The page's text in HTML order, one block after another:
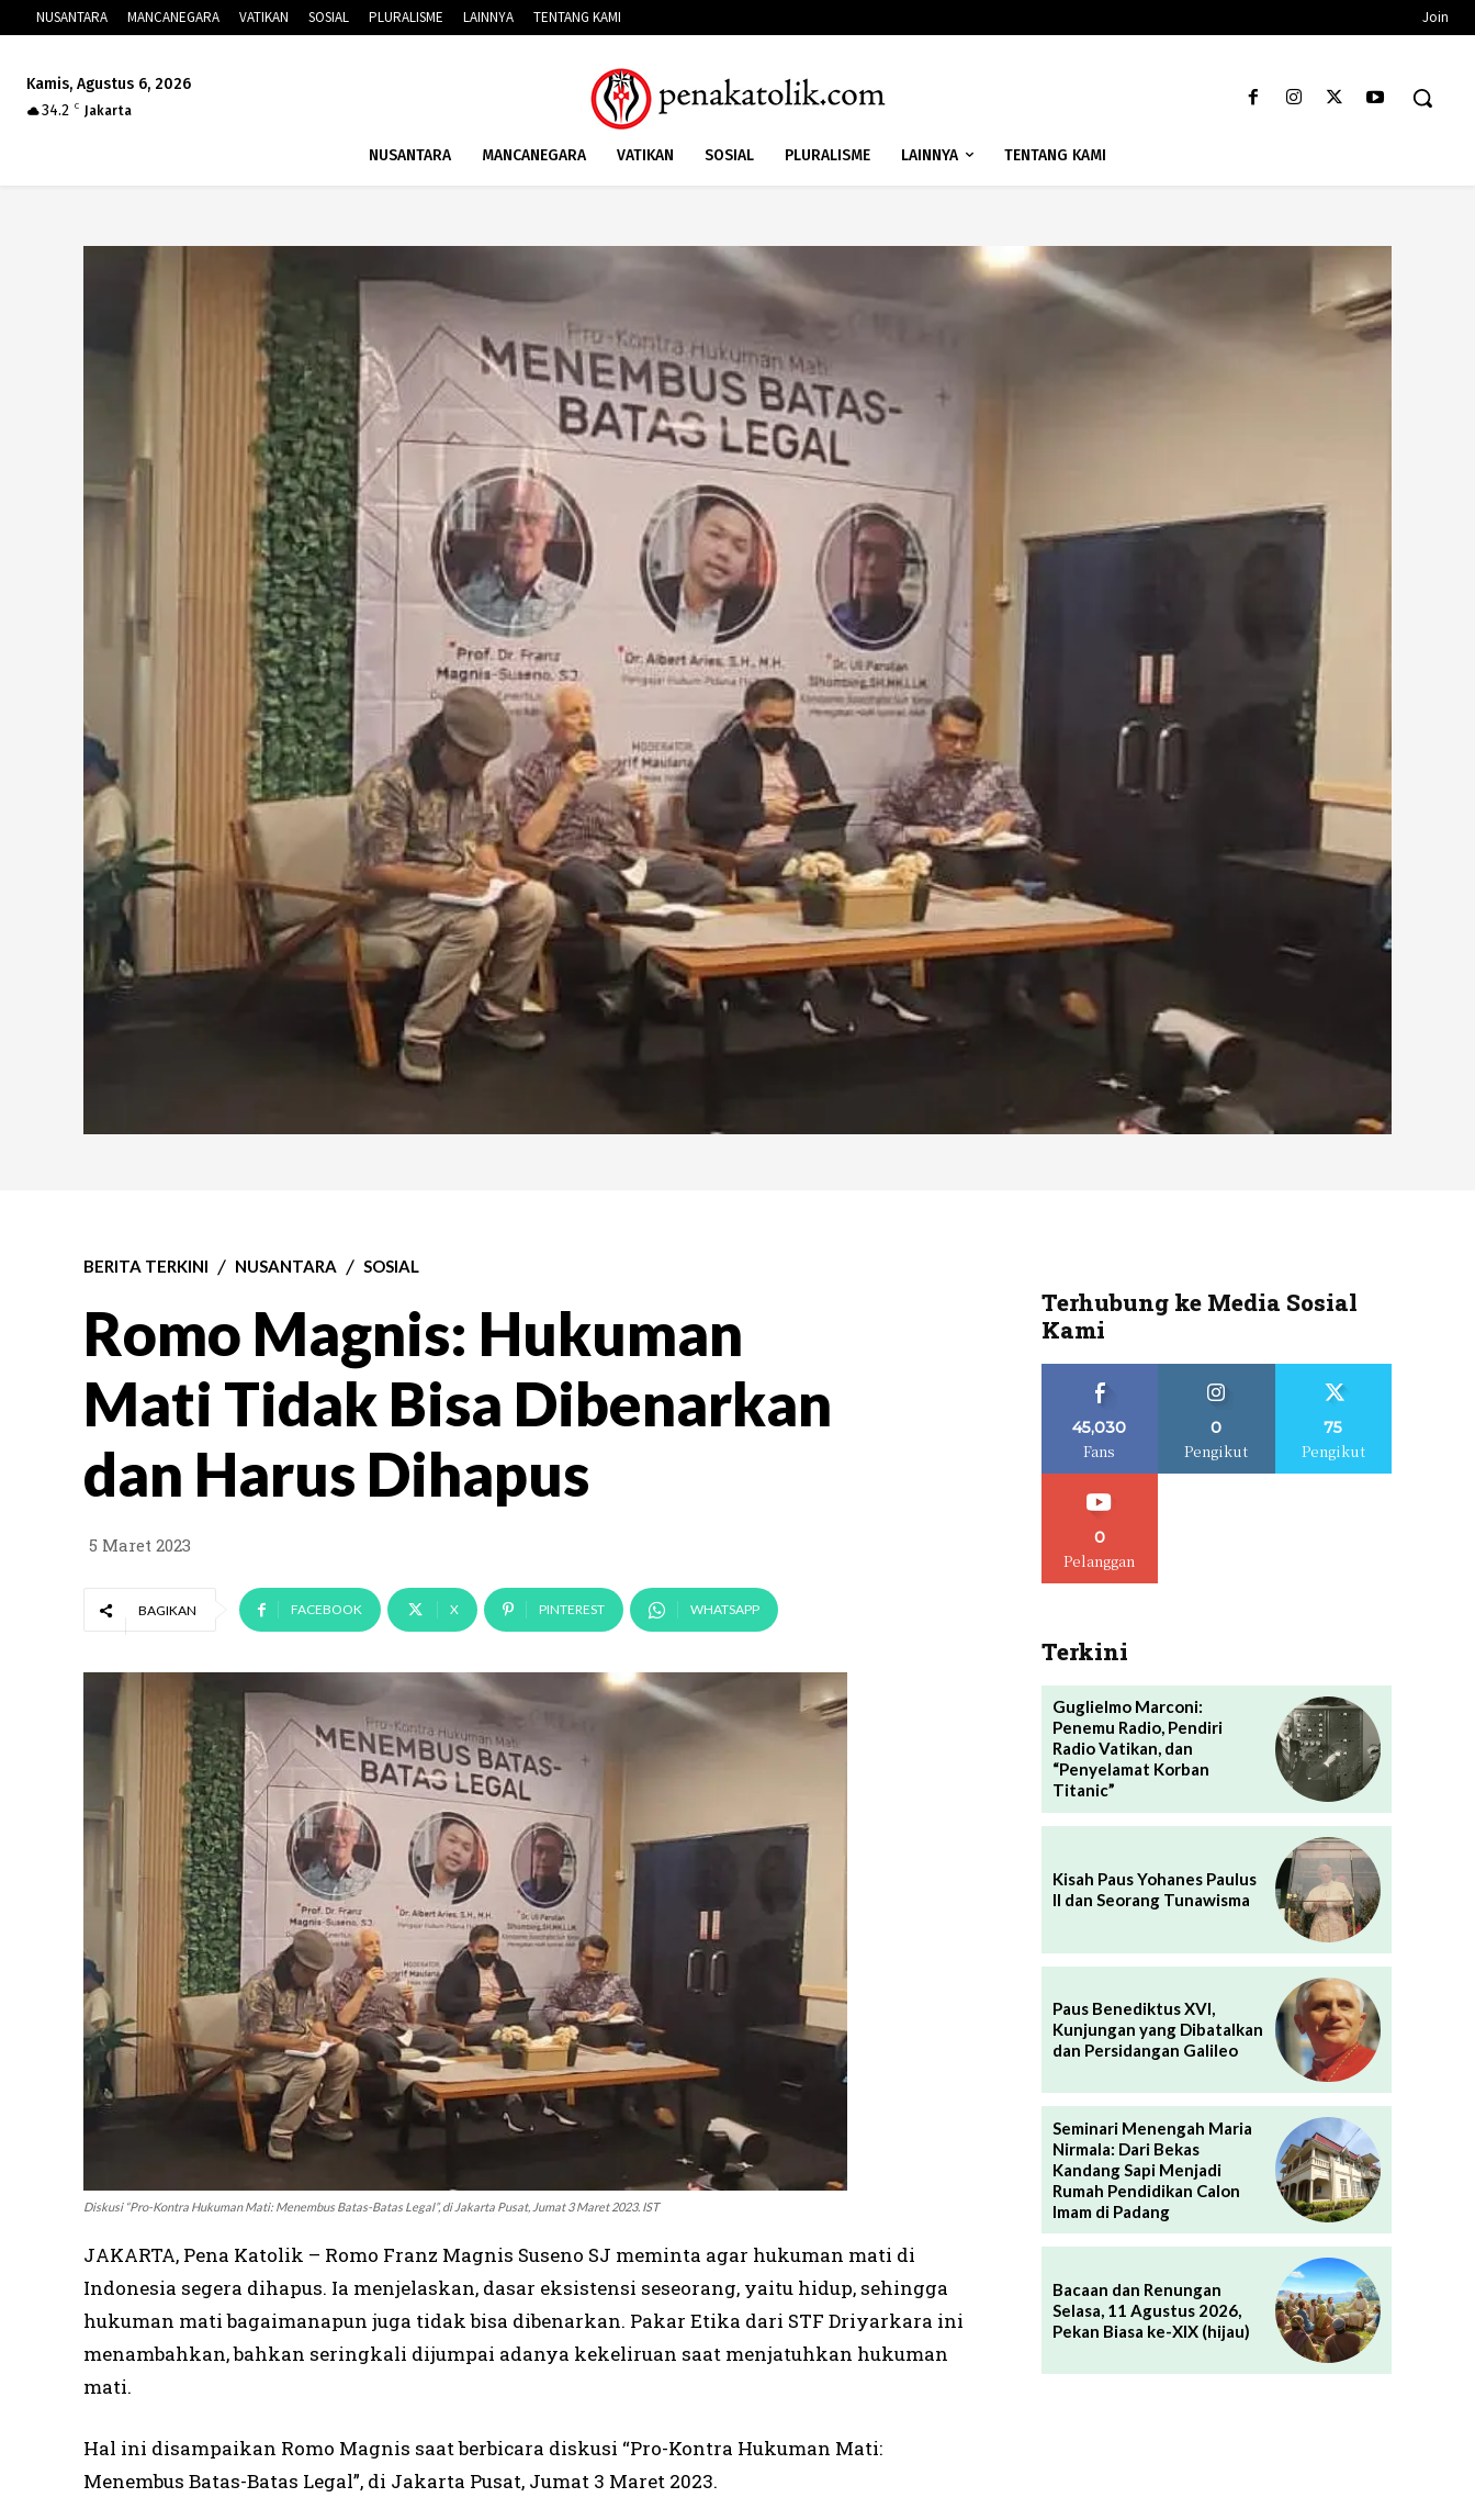
NUSANTARA MANCANEGARA VATIKAN SOSIAL PLURALISME LAINNYA TENTANG KAMI Join
Kamis, Agustus 6, 2026
34.2 C Jakarta
NUSANTARA MANCANEGARA VATIKAN SOSIAL PLURALISME LAINNYA TENTANG KAMI
BERITA TERKINI NUSANTARA SOSIAL
Romo Magnis: Hukuman
Mati Tidak Bisa Dibenarkan
dan Harus Dihapus
5 Maret 2023
BAGIKAN FACEBOOK X PINTEREST WHATSAPP
Diskusi “Pro-Kontra Hukuman Mati: Menembus Batas-Batas Legal”, di Jakarta Pusat, Jumat 3 Maret 2023. IST
JAKARTA, Pena Katolik – Romo Franz Magnis Suseno SJ meminta agar hukuman mati di
Indonesia segera dihapus. Ia menjelaskan, dasar eksistensi seseorang, yaitu hidup, sehingga
hukuman mati bagaimanapun juga tidak bisa dibenarkan. Pakar Etika dari STF Driyarkara ini
menambahkan, bahkan seringkali dijumpai adanya kekeliruan saat menjatuhkan hukuman
mati.
Hal ini disampaikan Romo Magnis saat berbicara diskusi “Pro-Kontra Hukuman Mati:
Menembus Batas-Batas Legal”, di Jakarta Pusat, Jumat 3 Maret 2023.
Terhubung ke Media Sosial
Kami
45,030
Fans
0
Pengikut
75
Pengikut
0
Pelanggan
Terkini
Guglielmo Marconi:
Penemu Radio, Pendiri
Radio Vatikan, dan
“Penyelamat Korban
Titanic”
Kisah Paus Yohanes Paulus
II dan Seorang Tunawisma
Paus Benediktus XVI,
Kunjungan yang Dibatalkan
dan Persidangan Galileo
Seminari Menengah Maria
Nirmala: Dari Bekas
Kandang Sapi Menjadi
Rumah Pendidikan Calon
Imam di Padang
Bacaan dan Renungan
Selasa, 11 Agustus 2026,
Pekan Biasa ke-XIX (hijau)